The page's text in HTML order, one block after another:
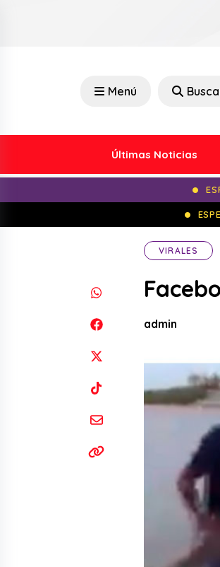
Menú
Últimas Noticias
VIRALES
admin